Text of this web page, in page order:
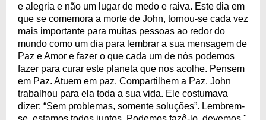
e alegria e não um lugar de medo e raiva. Este dia em
que se comemora a morte de John, tornou-se cada vez
mais importante para muitas pessoas ao redor do
mundo como um dia para lembrar a sua mensagem de
Paz e Amor e fazer o que cada um de nós podemos
fazer para curar este planeta que nos acolhe. Pensem
em Paz. Atuem em paz. Compartilhem a Paz. John
trabalhou para ela toda a sua vida. Ele costumava
dizer: “Sem problemas, somente soluções”. Lembrem-